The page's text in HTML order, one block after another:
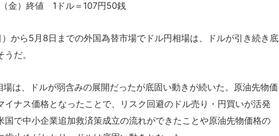
金）終値 1ドル＝107円50銭
から5月8日までの外国為替市場でドル円相場は、ドルが引き続き底
だ。
は、ドルが弱含みの展開だったが底固い動きが続いた。原油先物価
イナス価格となったことで、リスク回避のドル売り・円買いが活発
国で中小企業追加救済策成立の流れができたことや原油先物価格の